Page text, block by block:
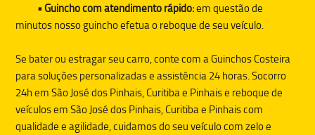
• Guincho com atendimento rápido:em questão de
minutos nosso guincho efetua o reboque de seu veículo.
Se bater ou estragar seu carro, conte com aGuinchos Costeira
para soluções personalizadas e assistência 24 horas. Socorro
24h em São José dos Pinhais, Curitiba e Pinhais e reboque de
veículos em São José dos Pinhais, Curitiba e Pinhais com
qualidade e agilidade, cuidamos do seu veículo com zelo e